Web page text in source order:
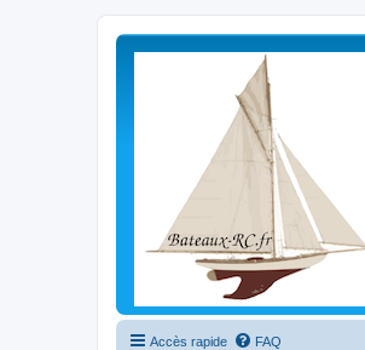
Accès rapide FAQ